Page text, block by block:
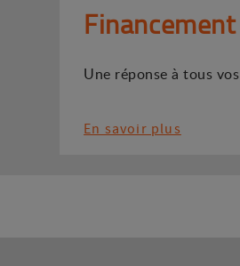
Financement
Une réponse à tous
En savoir plus